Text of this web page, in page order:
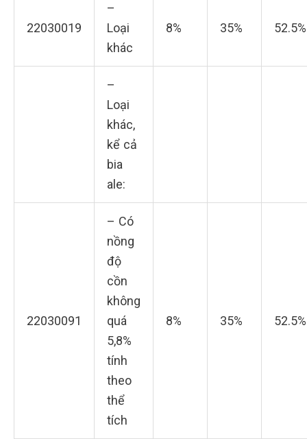
22030019
–
Loại
khác
8% 35% 52.5%
–
Loại
khác,
kể cả
bia
ale:
22030091
– Có
nồng
độ
cồn
không
quá
5,8%
tính
theo
thể
tích
8% 35% 52.5%